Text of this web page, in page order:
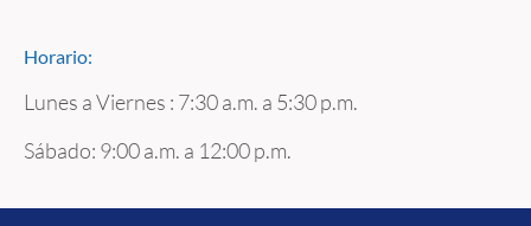
Horario:
Lunes a Viernes : 7:30 a.m. a 5:30 p.m.
Sábado: 9:00 a.m. a 12:00 p.m.